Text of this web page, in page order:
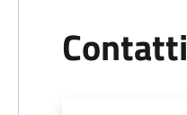
Contatti